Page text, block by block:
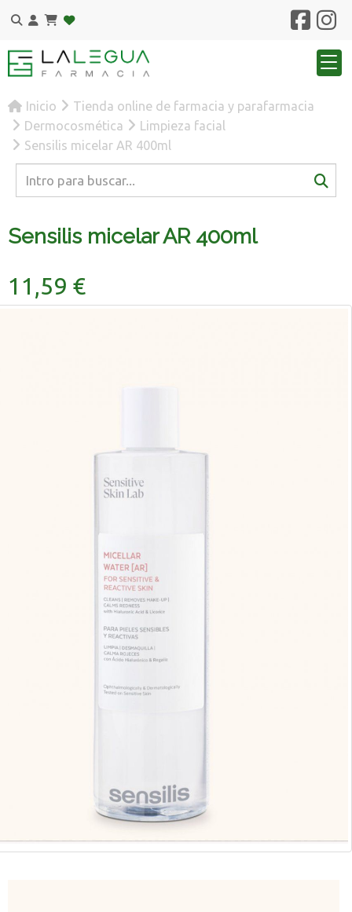
Inicio
Tienda online de farmacia y parafarmacia
Dermocosmética
Limpieza facial
Sensilis micelar AR 400ml
Sensilis micelar AR 400ml
11,59 €